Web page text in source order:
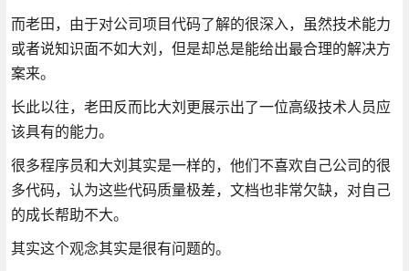
而老田，由于对公司项目代码了解的很深入，虽然技术能力
或者说知识面不如大刘，但是却总是能给出最合理的解决方
案来。
长此以往，老田反而比大刘更展示出了一位高级技术人员应
该具有的能力。
很多程序员和大刘其实是一样的，他们不喜欢自己公司的很
多代码，认为这些代码质量极差，文档也非常欠缺，对自己
的成长帮助不大。
其实这个观念其实是很有问题的。